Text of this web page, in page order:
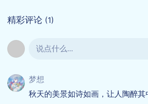
精彩评论 (1)
说点什么...
梦想
秋天的美景如诗如画，让人陶醉其